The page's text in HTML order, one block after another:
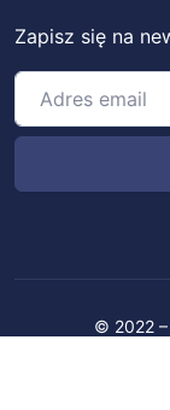
Zapisz się na
© 2022